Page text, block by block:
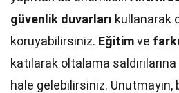
güvenlik duvarları kullanarak
koruyabilirsiniz. Eğitimve
katılarak oltalama
hale gelebilirsiniz.